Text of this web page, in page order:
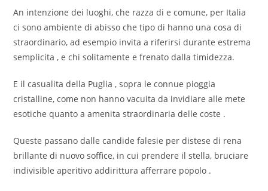
An intenzione dei luoghi, che razza di e comune, per Italia
ci sono ambiente di abisso che tipo di hanno una cosa di
straordinario, ad esempio invita a riferirsi durante estrema
semplicita , e chi solitamente e frenato dalla timidezza.
E il casualita della Puglia , sopra le connue pioggia
cristalline, come non hanno vacuita da invidiare alle mete
esotiche quanto a amenita straordinaria delle coste .
Queste passano dalle candide falesie per distese di rena
brillante di nuovo soffice, in cui prendere il stella, bruciare
indivisible aperitivo addirittura afferrare popolo .